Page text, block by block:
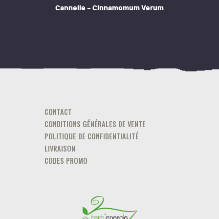
page
Cannelle – Cinnamomum Verum
CONTACT
CONDITIONS GÉNÉRALES DE VENTE
POLITIQUE DE CONFIDENTIALITÉ
LIVRAISON
CODES PROMO